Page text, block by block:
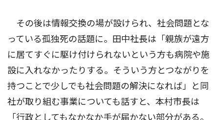
その後は情報交換の場が設けられ、社会問題とな
っている孤独死の話題に。田中社長は「親族が遠方
に居てすぐに駆け付けられないという方も病院や施
設に入れなかったりする。そういう方とつながりを
持つことで少しでも社会問題の解決になれば」と同
社が取り組む事業についても話すと、本村市長は
「行政としてもなかなか手が届かない部分がある。